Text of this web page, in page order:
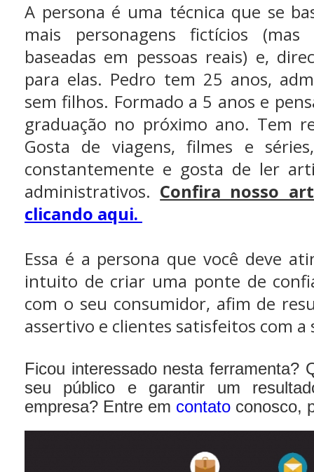
A persona é uma técnica que se
mais personagens fictícios (mas
baseadas em pessoas reais) e,
para elas. Pedro tem 25 anos,
sem filhos. Formado a 5 anos e
graduação no próximo ano. Tem
Gosta de viagens, filmes e
constantemente e gosta de ler
administrativos. Confira nosso
clicando aqui.
Essa é a persona que você deve
intuito de criar uma ponte de
com o seu consumidor, afim de
assertivo e clientes satisfeitos com
Ficou interessado nesta ferramenta?
seu público e garantir um
empresa? Entre em contato conosco,